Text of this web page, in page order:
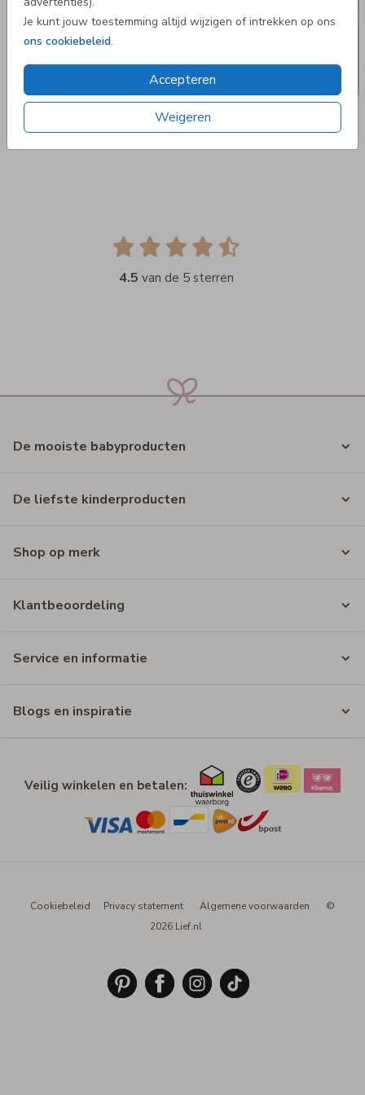
Je kunt jouw toestemming altijd wijzigen of intrekken op ons
ons cookiebeleid.
Accepteren
Weigeren
4.5 van de 5 sterren
De mooiste babyproducten
De liefste kinderproducten
Shop op merk
Klantbeoordeling
Service en informatie
Blogs en inspiratie
Veilig winkelen en betalen:
Cookiebeleid Privacy statement Algemene voorwaarden
©
2026 Lief.nl